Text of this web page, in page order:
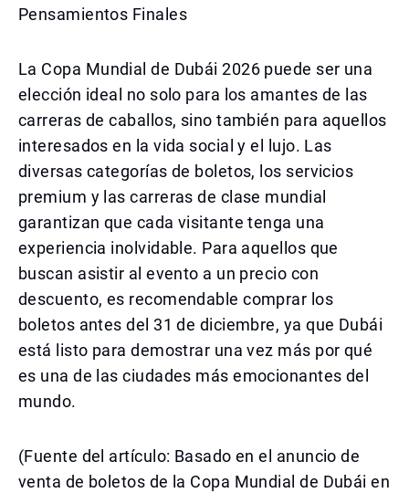
Pensamientos Finales
La Copa Mundial de Dubái 2026 puede ser una
elección ideal no solo para los amantes de las
carreras de caballos, sino también para aquellos
interesados en la vida social y el lujo. Las
diversas categorías de boletos, los servicios
premium y las carreras de clase mundial
garantizan que cada visitante tenga una
experiencia inolvidable. Para aquellos que
buscan asistir al evento a un precio con
descuento, es recomendable comprar los
boletos antes del 31 de diciembre, ya que Dubái
está listo para demostrar una vez más por qué
es una de las ciudades más emocionantes del
mundo.
(Fuente del artículo: Basado en el anuncio de
venta de boletos de la Copa Mundial de Dubái en